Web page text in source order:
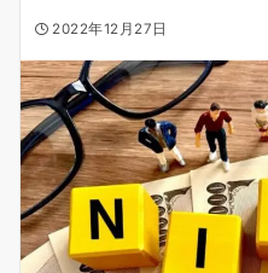
2022年12月27日